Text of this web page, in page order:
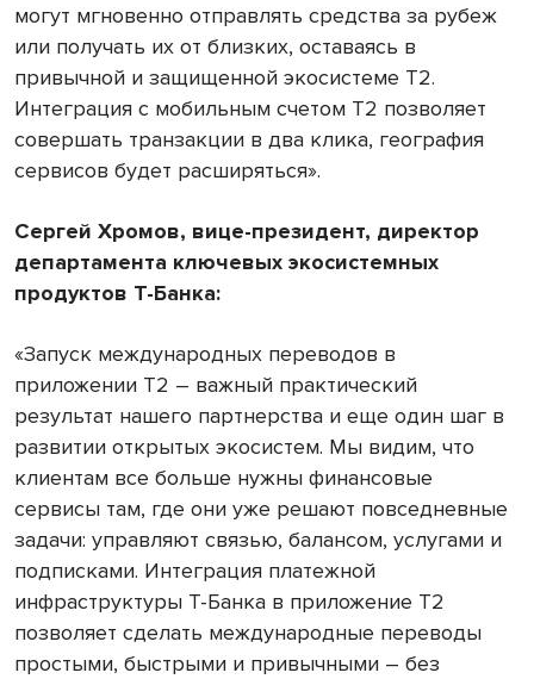
могут мгновенно отправлять средства за рубеж
или получать их от близких, оставаясь в
привычной и защищенной экосистеме Т2.
Интеграция с мобильным счетом Т2 позволяет
совершать транзакции в два клика, география
сервисов будет расширяться».
Сергей Хромов, вице-президент, директор
департамента ключевых экосистемных
продуктов Т-Банка:
«Запуск международных переводов в
приложении Т2 – важный практический
результат нашего партнерства и еще один шаг в
развитии открытых экосистем. Мы видим, что
клиентам все больше нужны финансовые
сервисы там, где они уже решают повседневные
задачи: управляют связью, балансом, услугами и
подписками. Интеграция платежной
инфраструктуры Т-Банка в приложение Т2
позволяет сделать международные переводы
простыми, быстрыми и привычными – без